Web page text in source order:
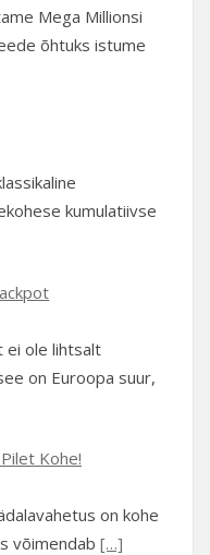
Mega Millionsi
õhtuks istume
kumulatiivse
ei ole lihtsalt
on Euroopa suur,
Kohe!
on kohe
võimendab […]